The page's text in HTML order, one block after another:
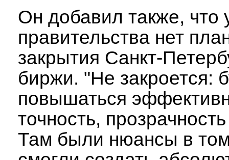
Он добавил также, что
правительства нет
закрытия Санкт-
биржи. "Не закроется:
повышаться
точность,
Там были нюансы в